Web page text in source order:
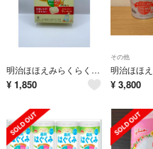
明治ほほえみらくらくキューブ 0-1歳 20袋入り
¥ 1,850
その他
¥ 3,800